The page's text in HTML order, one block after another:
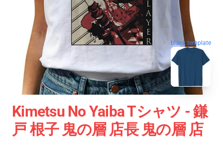
blank template
Kimetsu No Yaiba Tシャツ - 鎌
戸 根子 鬼の層 店長 鬼の層 店